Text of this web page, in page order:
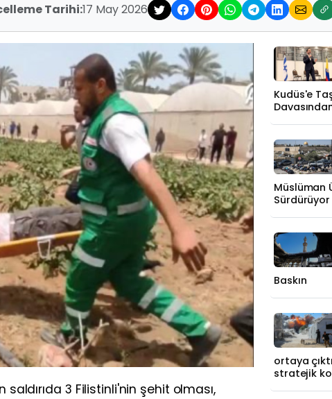
Tarihi:17 May 2026
3 Filistinli'nin şehit olması,
Kudüs'e
Müslüman
Sürdürüyor
Baskın
ortaya
stratejik